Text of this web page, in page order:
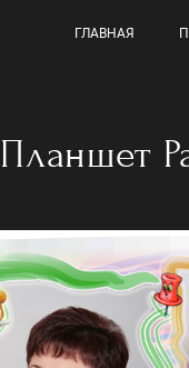
ГЛАВНАЯ
Планшет